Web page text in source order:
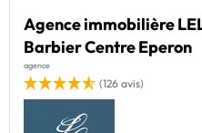
Agence immobilière
Barbier Centre Eperon
agence
(126 avis)